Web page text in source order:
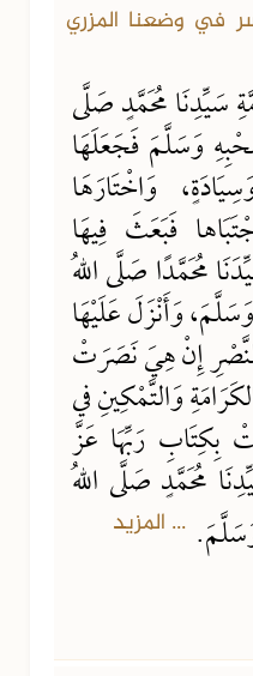
في وضعنا المزري
سَيِّدِنَا مُحَمَّدٍ صَلَّى
وَسَلَّمَ فَجَعَلَهَا
وَاخْتَارَهَا
فَبَعَثَ فِيهَا
مُحَمَّدًا صَلَّى اللهُ
وَأَنْزَلَ عَلَيْهَا
إِنْ هِيَ نَصَرَتْ
وَالتَّمْكِينِ في
رَبِّهَا عَزَّ
مُحَمَّدٍ صَلَّى اللهُ
... المزيد